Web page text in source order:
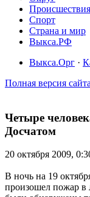
Происшествия
Спорт
Страна и мир
Выкса.РФ
Выкса.Орг ·
Полная версия сайта
Четыре
Досчатом
20 октября 2009,
В ночь на 19
произошел пожар